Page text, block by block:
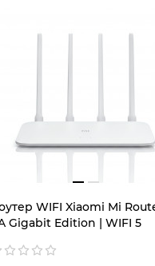
WIFI Xiaomi Mi
Gigabit Edition | WIFI 5